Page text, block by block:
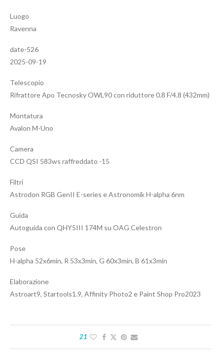
Luogo
Ravenna
date-526
2025-09-19
Telescopio
Rifrattore Apo Tecnosky OWL90 con riduttore 0.8 F/4.8 (432mm)
Montatura
Avalon M-Uno
Camera
CCD QSI 583ws raffreddato -15
Filtri
Astrodon RGB GenII E-series e Astronomik H-alpha 6nm
Guida
Autoguida con QHY5III 174M su OAG Celestron
Pose
H-alpha 52x6min, R 53x3min, G 60x3min, B 61x3min
Elaborazione
Astroart9, Startools1.9, Affinity Photo2 e Paint Shop Pro2023
21